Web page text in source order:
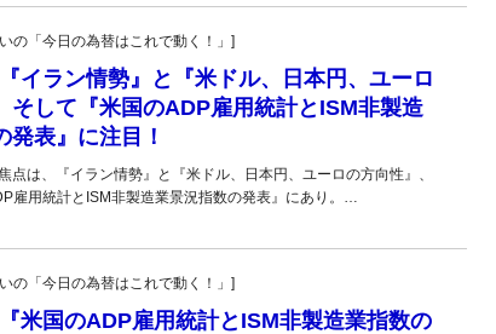
「今日の為替はこれで動く！」]
イラン情勢』と『米ドル、日本円、ユーロ
そして『米国のADP雇用統計とISM非製造
発表』に注目！
点は、『イラン情勢』と『米ドル、日本円、ユーロの方向性』、
雇用統計とISM非製造業景況指数の発表』にあり。…
「今日の為替はこれで動く！」]
米国のADP雇用統計とISM非製造業指数の